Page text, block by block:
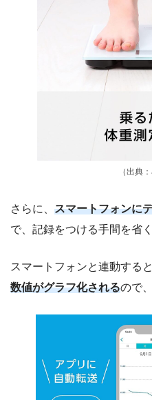
（出典
さらに、 スマートフォンに
で、記録をつける手間を省
スマートフォンと連動する
数値がグラフ化されるので